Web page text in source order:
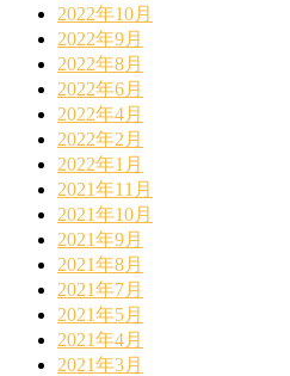
2022年10月
2022年9月
2022年8月
2022年6月
2022年4月
2022年2月
2022年1月
2021年11月
2021年10月
2021年9月
2021年8月
2021年7月
2021年5月
2021年4月
2021年3月